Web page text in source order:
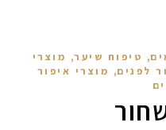
, טיפוח שיער, מוצרי
לפנים, מוצרי איפור